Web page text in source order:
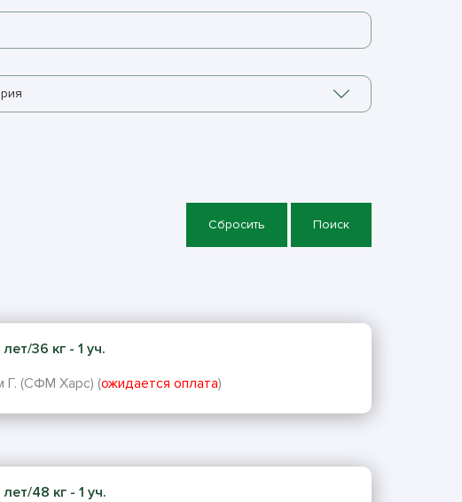
Сбросить Поиск
36 кг - 1 уч.
Г. (СФМ Харс) (ожидается оплата)
48 кг - 1 уч.